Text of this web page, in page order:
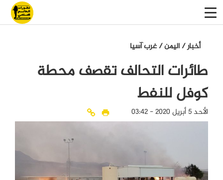
أخبار/اليمن/غرب آسيا
طائرات التحالف تقصف محطة
كوفل للنفط
الأحد 5 أبريل 2020 - 03:42